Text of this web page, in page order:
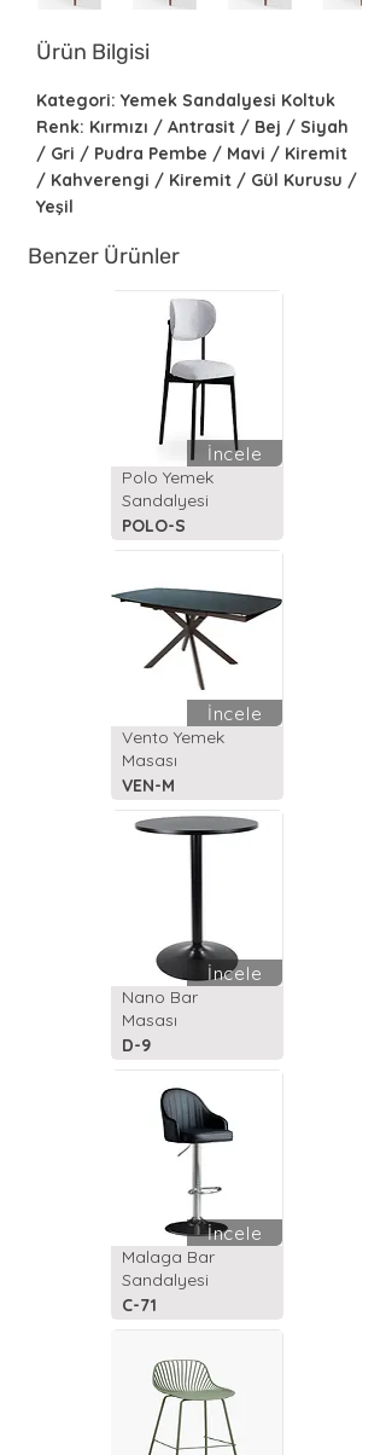
Ürün Bilgisi
Kategori: Yemek Sandalyesi Koltuk
Renk: Kırmızı / Antrasit / Bej / Siyah
/ Gri / Pudra Pembe / Mavi / Kiremit
/ Kahverengi / Kiremit / Gül Kurusu /
Yeşil
Benzer Ürünler
İncele
Polo Yemek
Sandalyesi
POLO-S
İncele
Vento Yemek
Masası
VEN-M
İncele
Nano Bar
Masası
D-9
İncele
Malaga Bar
Sandalyesi
C-71